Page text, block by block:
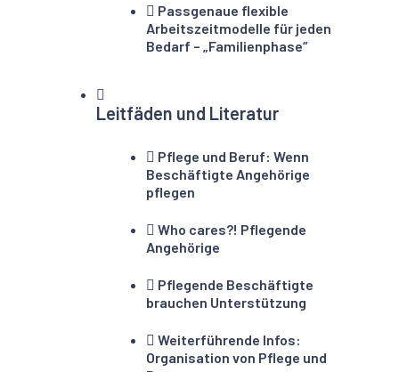
Passgenaue flexible
Arbeitszeitmodelle für jeden
Bedarf – „Familienphase“
Leitfäden und Literatur
Pflege und Beruf: Wenn
Beschäftigte Angehörige
pflegen
Who cares?! Pflegende
Angehörige
Pflegende Beschäftigte
brauchen Unterstützung
Weiterführende Infos:
Organisation von Pflege und